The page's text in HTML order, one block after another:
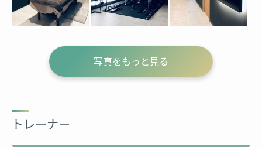
写真をもっと見る
トレーナー